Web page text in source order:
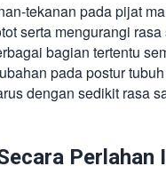
tekanan pada pijat
serta mengurangi
bagian tertentu
pada postur
dengan sedikit rasa
Perlahan